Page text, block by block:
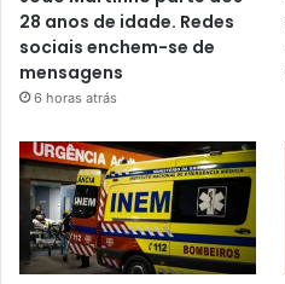
28 anos de idade. Redes
sociais enchem-se de
mensagens
6 horas atrás